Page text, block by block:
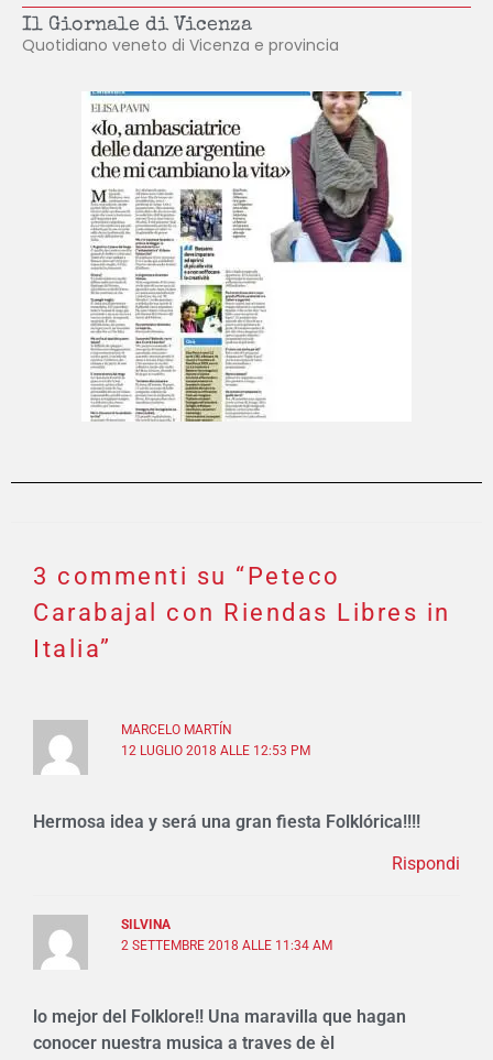
Il Giornale di Vicenza
Quotidiano veneto di Vicenza e provincia
3 commenti su “Peteco
Carabajal con Riendas Libres in
Italia”
MARCELO MARTÍN
12 LUGLIO 2018 ALLE 12:53 PM
Hermosa idea y será una gran fiesta Folklórica!!!!
Rispondi
SILVINA
2 SETTEMBRE 2018 ALLE 11:34 AM
lo mejor del Folklore!! Una maravilla que hagan
conocer nuestra musica a traves de èl